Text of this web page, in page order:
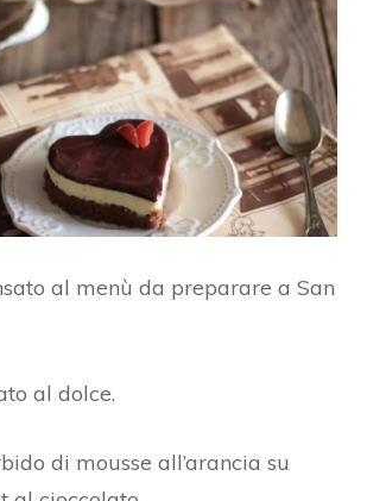
al menù da preparare a San
al dolce.
di mousse all’arancia su